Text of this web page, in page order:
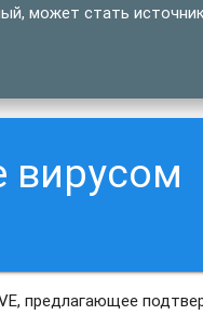
может стать
вирусом
предлагающее